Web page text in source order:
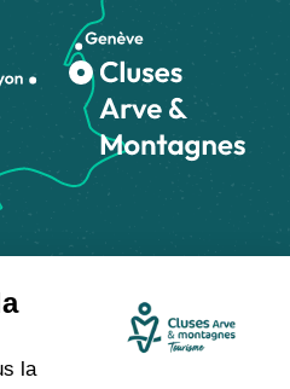
?
by IRIS Interactive